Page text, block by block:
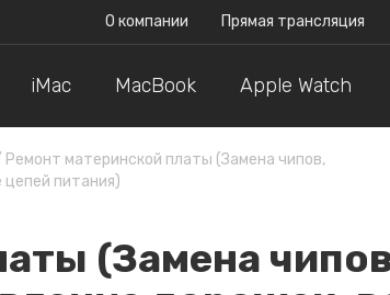
О компании Прямая трансляция
iMac MacBook Apple Watch
Ремонт материнской платы (Замена чипов,
питания)
(Замена